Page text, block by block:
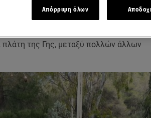
το συναρπαστικό Peugeot 208!
ταυτόχρονα σε
πλάτη της Γης, μεταξύ πολλών άλλων
Απόρριψη όλων